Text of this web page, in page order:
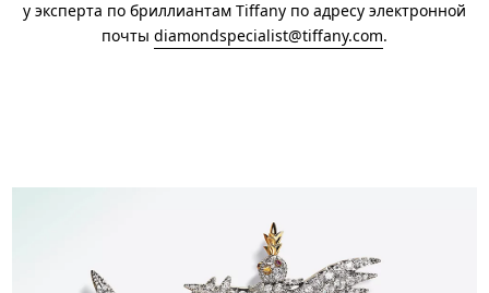
у эксперта по бриллиантам Tiffany по адресу электронной
почты diamondspecialist@tiffany.com.